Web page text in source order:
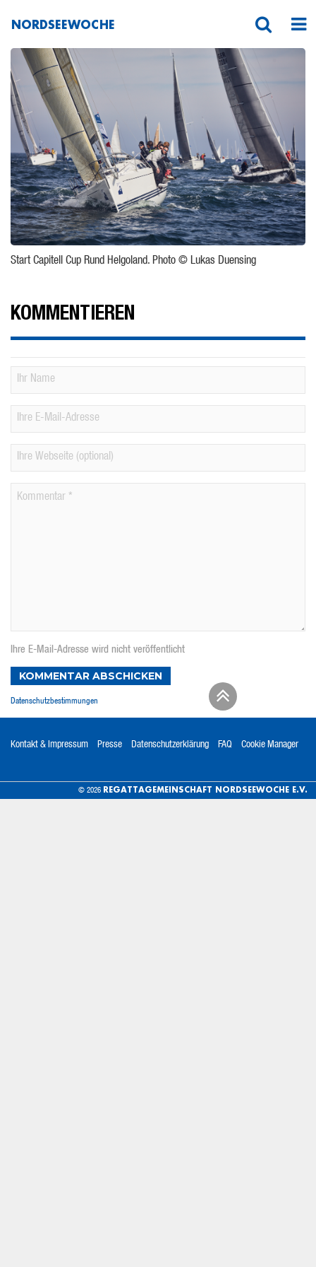
NORDSEEWOCHE
BK8A7358
Start Capitell Cup Rund Helgoland. Photo © Lukas Duensing
KOMMENTIEREN
Ihre E-Mail-Adresse wird nicht veröffentlicht
KOMMENTAR ABSCHICKEN
Datenschutzbestimmungen
Kontakt & Impressum Presse Datenschutzerklärung FAQ Cookie Manager
© 2026 REGATTAGEMEINSCHAFT NORDSEEWOCHE E.V.